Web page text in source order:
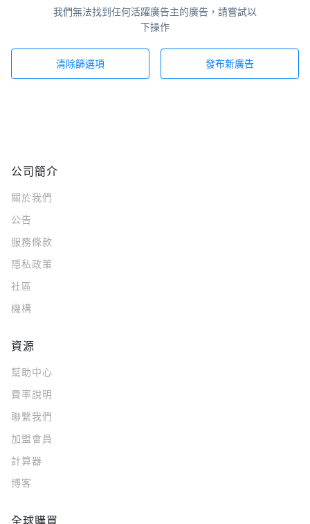
我們無法找到任何活躍廣告主的廣告，請嘗試以
下操作
清除篩選項 發布新廣告
公司簡介
關於我們
公告
服務條款
隱私政策
社區
機構
資源
幫助中心
費率說明
聯繫我們
加盟會員
計算器
博客
全球購買